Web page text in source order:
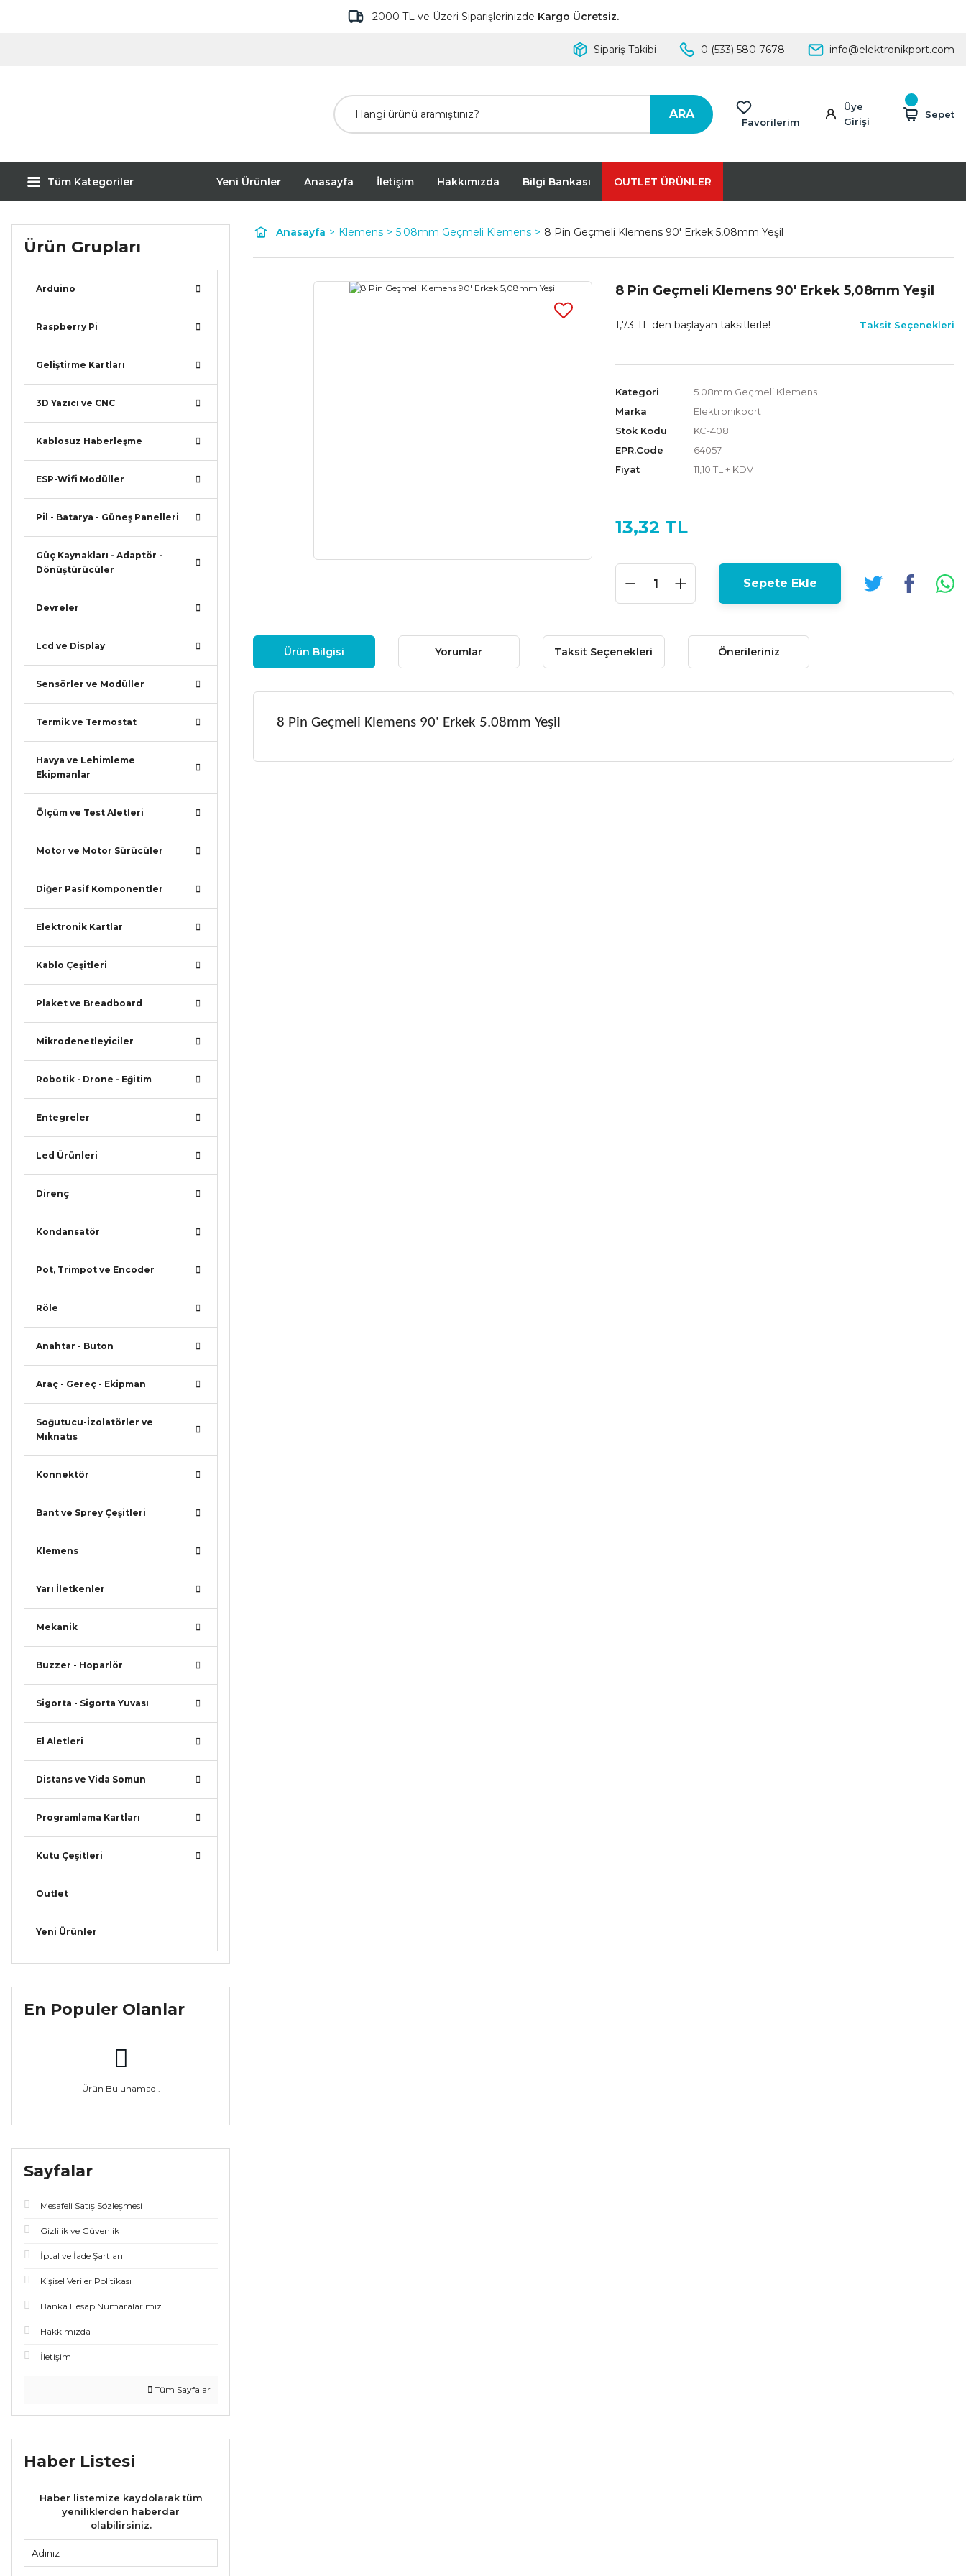
2000 TL ve Üzeri Siparişlerinizde Kargo Ücretsiz.
Sipariş Takibi 0 (533) 580 7678 info@elektronikport.com
ARA
Favorilerim
Üye
Girişi
Sepet
Tüm Kategoriler Yeni Ürünler Anasayfa İletişim Hakkımızda Bilgi Bankası OUTLET ÜRÜNLER
Ürün Grupları
Arduino
Raspberry Pi
Geliştirme Kartları
3D Yazıcı ve CNC
Kablosuz Haberleşme
ESP-Wifi Modüller
Pil - Batarya - Güneş Panelleri
Güç Kaynakları - Adaptör -
Dönüştürücüler
Devreler
Lcd ve Display
Sensörler ve Modüller
Termik ve Termostat
Havya ve Lehimleme
Ekipmanlar
Ölçüm ve Test Aletleri
Motor ve Motor Sürücüler
Diğer Pasif Komponentler
Elektronik Kartlar
Kablo Çeşitleri
Plaket ve Breadboard
Mikrodenetleyiciler
Robotik - Drone - Eğitim
Entegreler
Led Ürünleri
Direnç
Kondansatör
Pot, Trimpot ve Encoder
Röle
Anahtar - Buton
Araç - Gereç - Ekipman
Soğutucu-İzolatörler ve
Mıknatıs
Konnektör
Bant ve Sprey Çeşitleri
Klemens
Yarı İletkenler
Mekanik
Buzzer - Hoparlör
Sigorta - Sigorta Yuvası
El Aletleri
Distans ve Vida Somun
Programlama Kartları
Kutu Çeşitleri
Outlet
Yeni Ürünler
En Populer Olanlar
Ürün Bulunamadı.
Sayfalar
Mesafeli Satış Sözleşmesi
Gizlilik ve Güvenlik
İptal ve İade Şartları
Kişisel Veriler Politikası
Banka Hesap Numaralarımız
Hakkımızda
İletişim
Tüm Sayfalar
Haber Listesi
Haber listemize kaydolarak tüm
yeniliklerden haberdar
olabilirsiniz.
Anasayfa Klemens 5.08mm Geçmeli Klemens 8 Pin Geçmeli Klemens 90' Erkek 5,08mm Yeşil
8 Pin Geçmeli Klemens 90' Erkek 5,08mm Yeşil
1,73 TL den başlayan taksitlerle! Taksit Seçenekleri
Kategori
5.08mm Geçmeli Klemens
Marka
Elektronikport
Stok Kodu
KC-408
EPR.Code
64057
Fiyat
11,10 TL + KDV
13,32 TL
Sepete Ekle
Ürün Bilgisi Yorumlar Taksit Seçenekleri Önerileriniz
8 Pin Geçmeli Klemens 90' Erkek 5.08mm Yeşil